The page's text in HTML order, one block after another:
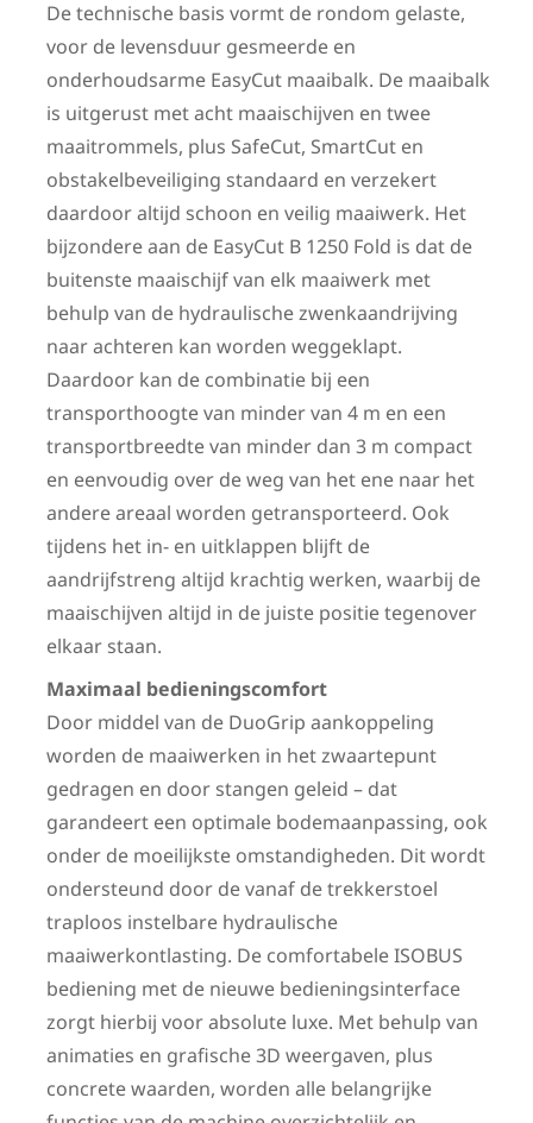
De technische basis vormt de rondom gelaste,
voor de levensduur gesmeerde en
onderhoudsarme EasyCut maaibalk. De maaibalk
is uitgerust met acht maaischijven en twee
maaitrommels, plus SafeCut, SmartCut en
obstakelbeveiliging standaard en verzekert
daardoor altijd schoon en veilig maaiwerk. Het
bijzondere aan de EasyCut B 1250 Fold is dat de
buitenste maaischijf van elk maaiwerk met
behulp van de hydraulische zwenkaandrijving
naar achteren kan worden weggeklapt.
Daardoor kan de combinatie bij een
transporthoogte van minder van 4 m en een
transportbreedte van minder dan 3 m compact
en eenvoudig over de weg van het ene naar het
andere areaal worden getransporteerd. Ook
tijdens het in- en uitklappen blijft de
aandrijfstreng altijd krachtig werken, waarbij de
maaischijven altijd in de juiste positie tegenover
elkaar staan.
Maximaal bedieningscomfort
Door middel van de DuoGrip aankoppeling
worden de maaiwerken in het zwaartepunt
gedragen en door stangen geleid – dat
garandeert een optimale bodemaanpassing, ook
onder de moeilijkste omstandigheden. Dit wordt
ondersteund door de vanaf de trekkerstoel
traploos instelbare hydraulische
maaiwerkontlasting. De comfortabele ISOBUS
bediening met de nieuwe bedieningsinterface
zorgt hierbij voor absolute luxe. Met behulp van
animaties en grafische 3D weergaven, plus
concrete waarden, worden alle belangrijke